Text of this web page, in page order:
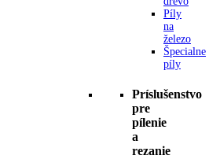
Píly
na
železo
Špecialne
píly
Príslušenstvo
pre
pílenie
a
rezanie